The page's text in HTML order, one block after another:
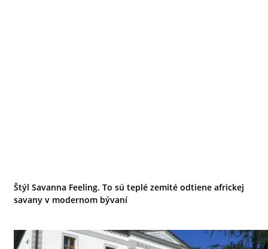
Štýl Savanna Feeling. To sú teplé zemité odtiene africkej
savany v modernom bývaní